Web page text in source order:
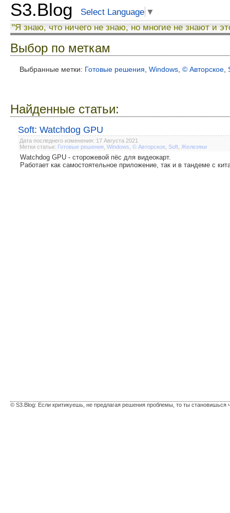
S3.Blog Select Language ▼
"Я знаю, что ничего не знаю, но многие не знают и
Выбор по меткам
Выбранные метки: Готовые решения Windows © Авторское
Найденные статьи:
Soft: Watchdog GPU
Дата последнего изменения: 17 Августа 2021
Метки статьи: Готовые решения Windows © Авторское Soft Железяки
Watchdog GPU - сторожевой пёс для видеокарт.
Работает как самостоятельное приложение, так и в тандеме с
© S3.Blog: Если критикуешь, не предлагая решения проблемы, то ты становишься